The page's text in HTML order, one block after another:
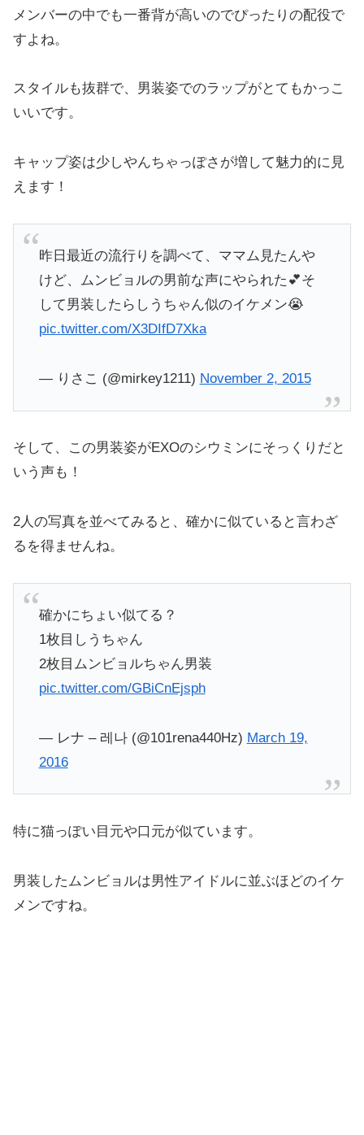
メンバーの中でも一番背が高いのでぴったりの配役で
すよね。
スタイルも抜群で、男装姿でのラップがとてもかっこ
いいです。
キャップ姿は少しやんちゃっぽさが増して魅力的に見
えます！
昨日最近の流行りを調べて、ママム見たんや
けど、ムンビョルの男前な声にやられた💕そ
して男装したらしうちゃん似のイケメン😭
pic.twitter.com/X3DIfD7Xka
— りさこ (@mirkey1211) November 2, 2015
そして、この男装姿がEXOのシウミンにそっくりだと
いう声も！
2人の写真を並べてみると、確かに似ていると言わざ
るを得ませんね。
確かにちょい似てる？
1枚目しうちゃん
2枚目ムンビョルちゃん男装
pic.twitter.com/GBiCnEjsph
— レナ – 레나 (@101rena440Hz) March 19,
2016
特に猫っぽい目元や口元が似ています。
男装したムンビョルは男性アイドルに並ぶほどのイケ
メンですね。